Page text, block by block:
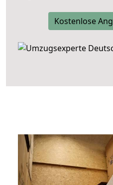
Kostenlose